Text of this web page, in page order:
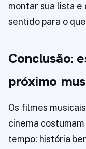
montar sua lista
sentido para o
Conclusão:
próximo
Os filmes
cinema
tempo: história